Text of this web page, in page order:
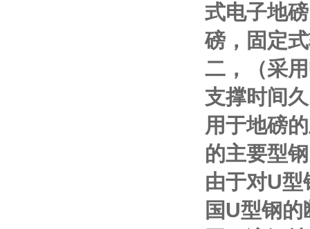
式电子地
磅，固定
二，（采用
支撑时间
用于地磅
的主要型
由于对U型
国U型钢的